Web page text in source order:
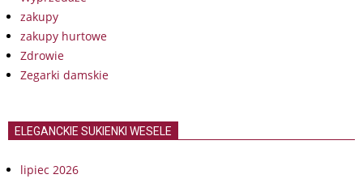
zakupy
zakupy hurtowe
Zdrowie
Zegarki damskie
ELEGANCKIE SUKIENKI WESELE
lipiec 2026